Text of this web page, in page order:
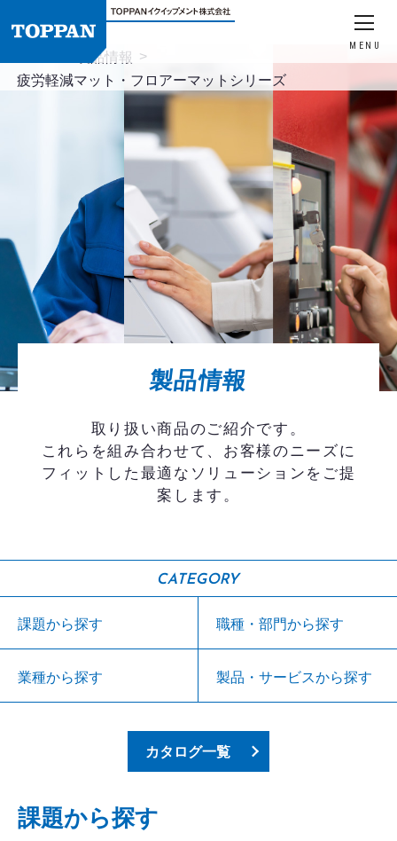
MENU
製品情報
疲労軽減マット・フロアーマットシリーズ
製品情報
取り扱い商品のご紹介です。
これらを組み合わせて、お客様のニーズに
フィットした最適なソリューションをご提
案します。
CATEGORY
課題から探す 職種・部門から探す
業種から探す 製品・サービスから探す
カタログ一覧
課題から探す